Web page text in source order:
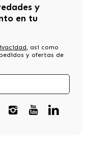
y
en tu
, asi como
y ofertas de